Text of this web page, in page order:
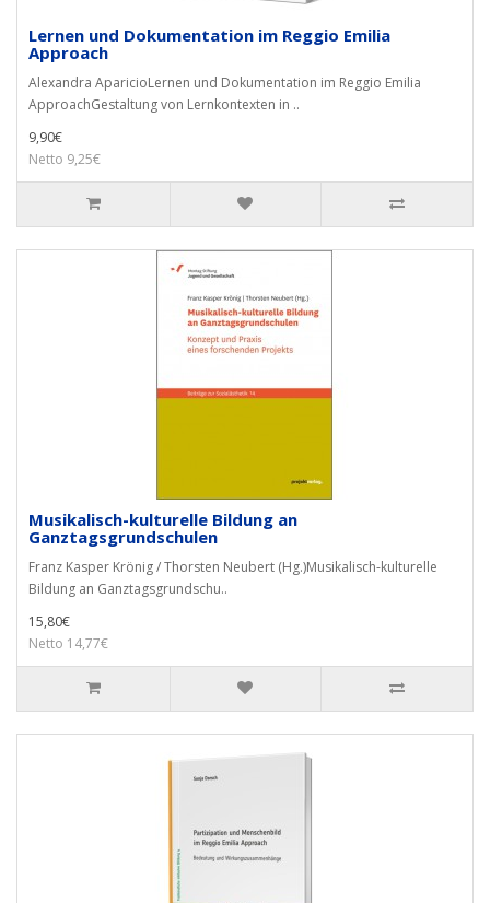
Lernen und Dokumentation im Reggio Emilia
Approach
Alexandra AparicioLernen und Dokumentation im Reggio Emilia
ApproachGestaltung von Lernkontexten in ..
9,90€
Netto 9,25€
Musikalisch-kulturelle Bildung an
Ganztagsgrundschulen
Franz Kasper Krönig / Thorsten Neubert (Hg.)Musikalisch-kulturelle
Bildung an Ganztagsgrundschu..
15,80€
Netto 14,77€